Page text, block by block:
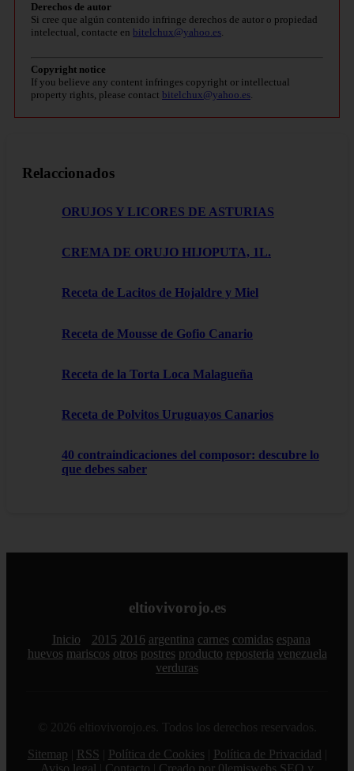
Derechos de autor
Si cree que algún contenido infringe derechos de autor o propiedad
intelectual, contacte en bitelchux@yahoo.es.
Copyright notice
If you believe any content infringes copyright or intellectual
property rights, please contact bitelchux@yahoo.es.
Relaccionados
ORUJOS Y LICORES DE ASTURIAS
CREMA DE ORUJO HIJOPUTA, 1L.
Receta de Lacitos de Hojaldre y Miel
Receta de Mousse de Gofio Canario
Receta de la Torta Loca Malagueña
Receta de Polvitos Uruguayos Canarios
40 contraindicaciones del composor: descubre lo
que debes saber
eltiovivorojo.es
Inicio 2015 2016 argentina carnes comidas espana
huevos mariscos otros postres producto reposteria venezuela
verduras
© 2026 eltiovivorojo.es. Todos los derechos reservados.
Sitemap
RSS Política de Cookies Política de Privacidad